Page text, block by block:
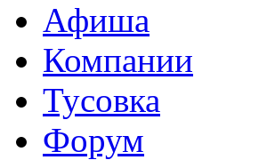
Афиша
Компании
Тусовка
Форум